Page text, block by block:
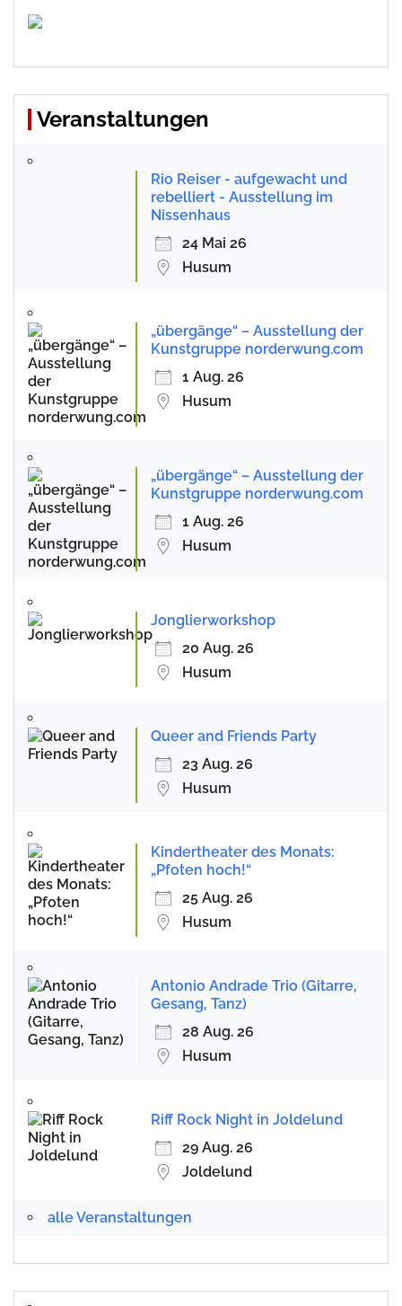
Veranstaltungen
Rio Reiser - aufgewacht und
rebelliert - Ausstellung im
Nissenhaus
24 Mai 26
Husum
„übergänge“ – Ausstellung der
Kunstgruppe norderwung.com
1 Aug. 26
Husum
„übergänge“ – Ausstellung der
Kunstgruppe norderwung.com
1 Aug. 26
Husum
Jonglierworkshop
20 Aug. 26
Husum
Queer and Friends Party
23 Aug. 26
Husum
Kindertheater des Monats:
„Pfoten hoch!“
25 Aug. 26
Husum
Antonio Andrade Trio (Gitarre,
Gesang, Tanz)
28 Aug. 26
Husum
Riff Rock Night in Joldelund
29 Aug. 26
Joldelund
alle Veranstaltungen